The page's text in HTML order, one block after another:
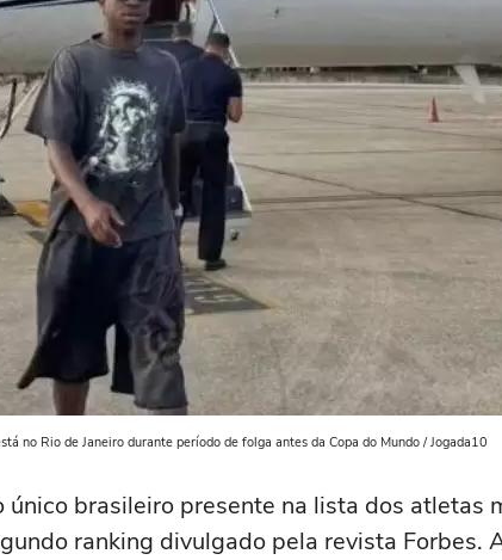
no Rio de Janeiro durante período de folga antes da Copa do Mundo / Jogada10
único brasileiro presente na lista dos atletas
ranking divulgado pela revista Forbes.